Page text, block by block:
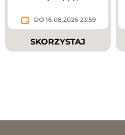
DO 16.08.2026 23:59
SKORZYSTAJ